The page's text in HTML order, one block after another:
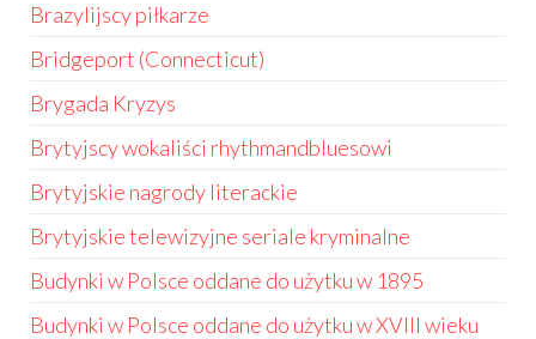
Brazylijscy piłkarze
Bridgeport (Connecticut)
Brygada Kryzys
Brytyjscy wokaliści rhythmandbluesowi
Brytyjskie nagrody literackie
Brytyjskie telewizyjne seriale kryminalne
Budynki w Polsce oddane do użytku w 1895
Budynki w Polsce oddane do użytku w XVIII wieku